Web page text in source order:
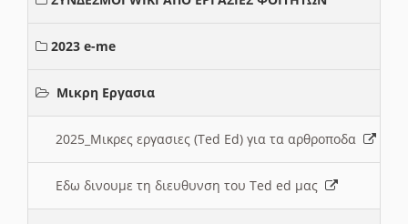
2023 e-me
Μικρη Εργασια
2025_Μικρες εργασιες (Ted Ed) για τα αρθροποδα
Εδω δινουμε τη διευθυνση του Ted ed μας